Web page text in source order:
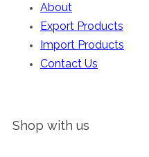
About
Export Products
Import Products
Contact Us
Shop with us